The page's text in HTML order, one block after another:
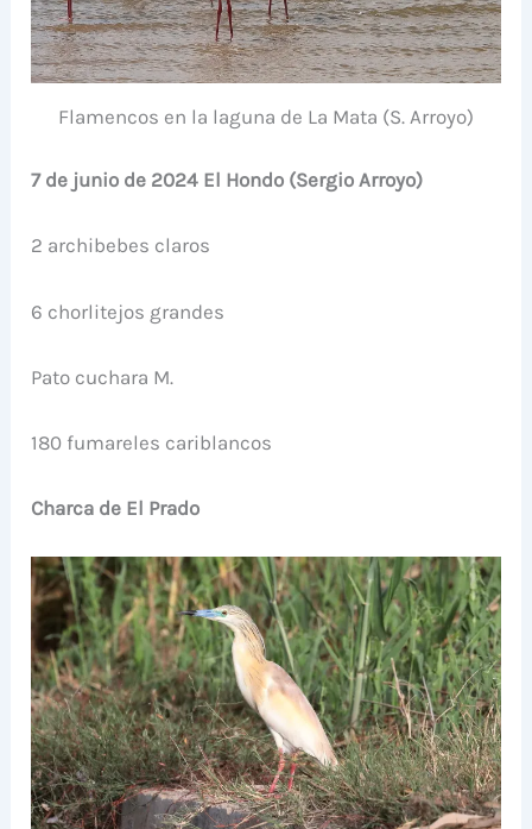
Flamencos en la laguna de La Mata (S. Arroyo)
7 de junio de 2024 El Hondo (Sergio Arroyo)
2 archibebes claros
6 chorlitejos grandes
Pato cuchara M.
180 fumareles cariblancos
Charca de El Prado